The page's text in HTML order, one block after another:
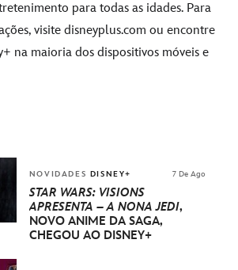
para todas as idades. Para
visite disneyplus.com ou encontre
na maioria dos dispositivos móveis e
NOVIDADES DISNEY+ 7 De Ago
STAR WARS: VISIONS
APRESENTA – A NONA JEDI,
NOVO ANIME DA SAGA,
CHEGOU AO DISNEY+